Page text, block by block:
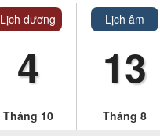
Lịch dương
4
Tháng 10
Lịch âm
13
Tháng 8